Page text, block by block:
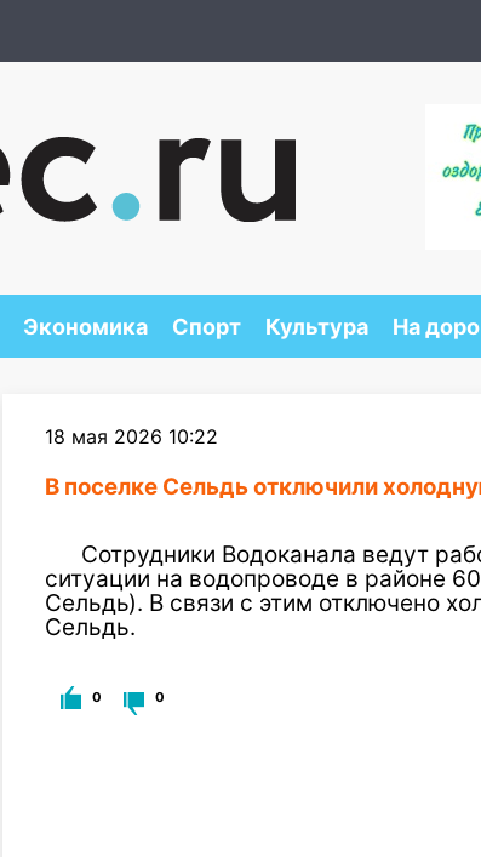
Экономика Спорт Культура На
18 мая 2026 10:22
В поселке Сельдь отключили
Сотрудники Водоканала ведут
ситуации на водопроводе в районе
Сельдь). В связи с этим отключено
Сельдь.
0 0